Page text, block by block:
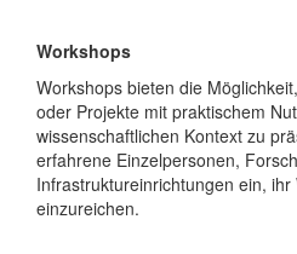
Workshops
Workshops bieten die
oder Projekte mit praktischem
wissenschaftlichen Kontext zu
erfahrene Einzelpersonen,
Infrastruktureinrichtungen ein,
einzureichen.